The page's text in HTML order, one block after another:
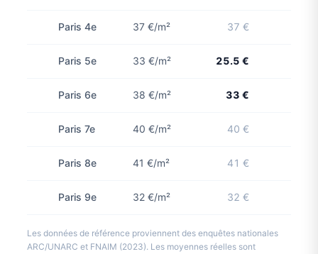
Paris 4e 37 €/m² 37 €
Paris 5e 33 €/m² 25.5 €
Paris 6e 38 €/m² 33 €
Paris 7e 40 €/m² 40 €
Paris 8e 41 €/m² 41 €
Paris 9e 32 €/m² 32 €
Les données de référence proviennent des enquêtes nationales
ARC/UNARC et FNAIM (2023). Les moyennes réelles sont